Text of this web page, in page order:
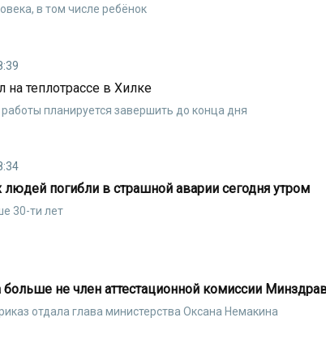
в том числе ребёнок
теплотрассе в Хилке
планируется завершить до конца дня
погибли в страшной аварии сегодня утром
30-ти лет
не член аттестационной комиссии
отдала глава министерства Оксана Немакина